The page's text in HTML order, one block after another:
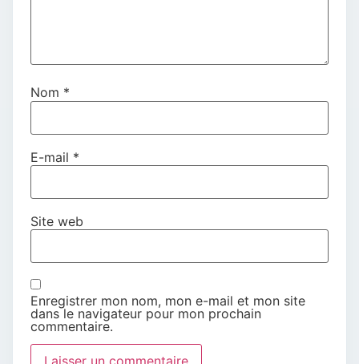
Nom *
E-mail *
Site web
Enregistrer mon nom, mon e-mail et mon site
dans le navigateur pour mon prochain
commentaire.